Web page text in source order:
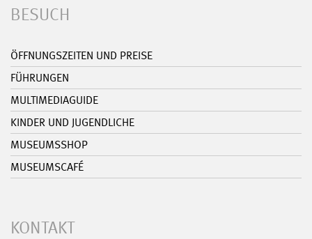
BESUCH
ÖFFNUNGSZEITEN UND PREISE
FÜHRUNGEN
MULTIMEDIAGUIDE
KINDER UND JUGENDLICHE
MUSEUMSSHOP
MUSEUMSCAFÉ
KONTAKT